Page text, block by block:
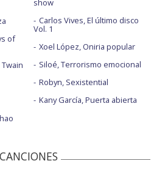
of
show
Carlos Vives, El último disco
Vol. 1
Xoel López, Oniria popular
Siloé, Terrorismo emocional
Robyn, Sexistential
Kany García, Puerta abierta
CANCIONES